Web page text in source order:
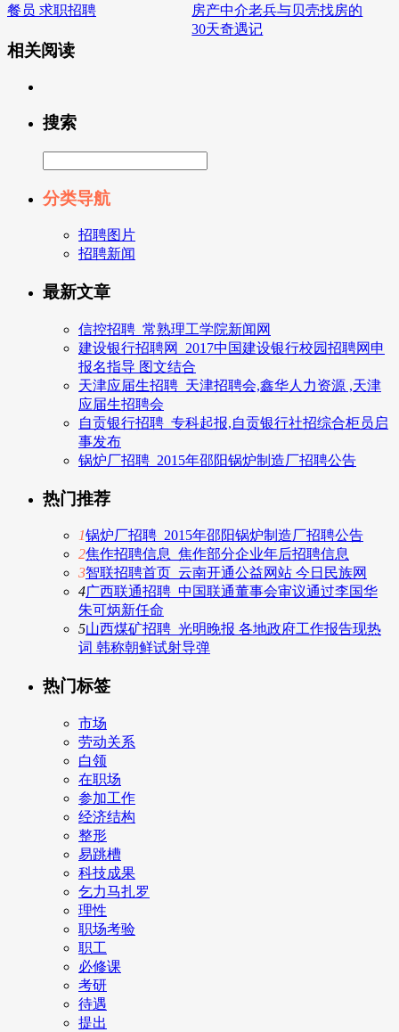
餐员 求职招聘
房产中介老兵与贝壳找房的
30天奇遇记
相关阅读
搜索
分类导航
招聘图片
招聘新闻
最新文章
信控招聘_常熟理工学院新闻网
建设银行招聘网_2017中国建设银行校园招聘网申
报名指导 图文结合
天津应届生招聘_天津招聘会,鑫华人力资源 ,天津
应届生招聘会
自贡银行招聘_专科起报,自贡银行社招综合柜员启
事发布
锅炉厂招聘_2015年邵阳锅炉制造厂招聘公告
热门推荐
1锅炉厂招聘_2015年邵阳锅炉制造厂招聘公告
2焦作招聘信息_焦作部分企业年后招聘信息
3智联招聘首页_云南开通公益网站 今日民族网
4广西联通招聘_中国联通董事会审议通过李国华
朱可炳新任命
5山西煤矿招聘_光明晚报 各地政府工作报告现热
词 韩称朝鲜试射导弹
热门标签
市场
劳动关系
白领
在职场
参加工作
经济结构
整形
易跳槽
科技成果
乞力马扎罗
理性
职场考验
职工
必修课
考研
待遇
提出